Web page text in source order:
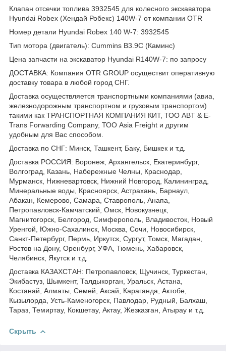
Клапан отсечки топлива 3932545 для колесного экскаватора
Hyundai Robex (Хендай Робекс) 140W-7 от компании OTR
Номер детали Hyundai Robex 140 W-7: 3932545
Тип мотора (двигатель): Cummins B3.9С (Каминс)
Цена запчасти на экскаватор Hyundai R140W-7: по запросу
ДОСТАВКА: Компания OTR GROUP осуществит оперативную
доставку товара в любой город СНГ.
Доставка осуществляется транспортными компаниями (авиа,
железнодорожным транспортном и грузовым транспортом)
такими как ТРАНСПОРТНАЯ КОМПАНИЯ КИТ, ТОО ABT & E-
Trans Forwarding Company, ТОО Asia Freight и другим
удобным для Вас способом.
Доставка по СНГ: Минск, Ташкент, Баку, Бишкек и т.д.
Доставка РОССИЯ: Воронеж, Архангельск, Екатеринбург,
Волгоград, Казань, Набережные Челны, Краснодар,
Мурманск, Нижневартовск, Нижний Новгород, Калининград,
Минеральные воды, Красноярск, Астрахань, Барнаул,
Абакан, Кемерово, Самара, Ставрополь, Анапа,
Петропавловск-Камчатский, Омск, Новокузнецк,
Магнитогорск, Белгород, Симферополь, Владивосток, Новый
Уренгой, Южно-Сахалинск, Москва, Сочи, Новосибирск,
Санкт-Петербург, Пермь, Иркутск, Сургут, Томск, Магадан,
Ростов на Дону, Оренбург, УФА, Тюмень, Хабаровск,
Челябинск, Якутск и т.д.
Доставка КАЗАХСТАН: Петропавловск, Щучинск, Туркестан,
Экибастуз, Шымкент, Талдыкорган, Уральск, Астана,
Костанай, Алматы, Семей, Аксай, Караганда, Актобе,
Кызылорда, Усть-Каменогорск, Павлодар, Рудный, Балхаш,
Тараз, Темиртау, Кокшетау, Актау, Жезказган, Атырау и т.д.
Скрыть